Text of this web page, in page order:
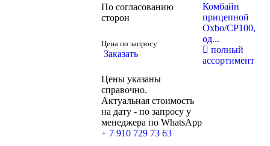
По согласованию
сторон
Цена по запросу
Заказать
Цены указаны
справочно.
Актуальная стоимость
на дату - по запросу у
менеджера по WhatsApp
+ 7 910 729 73 63
Комбайн
прицепной
Oxbo/CP100,
од...
полный
ассортимент